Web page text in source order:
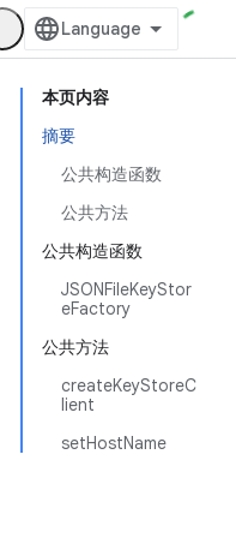
本页内容
摘要
公共构造函数
公共方法
公共构造函数
JSONFileKeyStor
eFactory
公共方法
createKeyStoreC
lient
setHostName